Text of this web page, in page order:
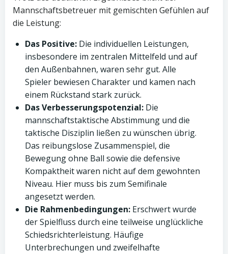
Mannschaftsbetreuer mit gemischten Gefühlen auf
die Leistung:
Das Positive: Die individuellen Leistungen,
insbesondere im zentralen Mittelfeld und auf
den Außenbahnen, waren sehr gut. Alle
Spieler bewiesen Charakter und kamen nach
einem Rückstand stark zurück.
Das Verbesserungspotenzial: Die
mannschaftstaktische Abstimmung und die
taktische Disziplin ließen zu wünschen übrig.
Das reibungslose Zusammenspiel, die
Bewegung ohne Ball sowie die defensive
Kompaktheit waren nicht auf dem gewohnten
Niveau. Hier muss bis zum Semifinale
angesetzt werden.
Die Rahmenbedingungen: Erschwert wurde
der Spielfluss durch eine teilweise unglückliche
Schiedsrichterleistung. Häufige
Unterbrechungen und zweifelhafte